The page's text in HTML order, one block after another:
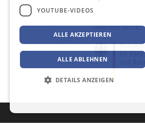
YOUTUBE-VIDEOS
ALLE AKZEPTIEREN
ALLE ABLEHNEN
DETAILS ANZEIGEN